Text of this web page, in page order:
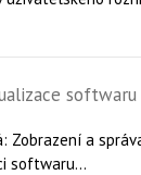
softwaru
a
softwaru...